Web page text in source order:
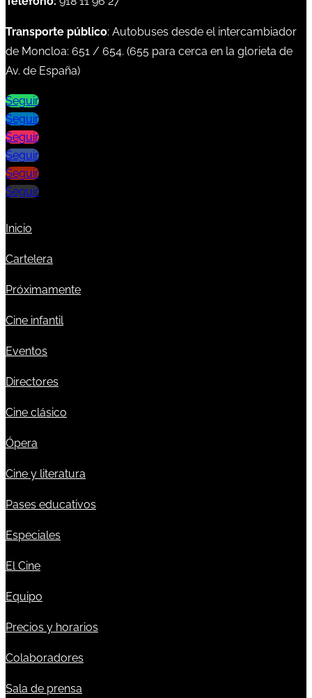
Transporte público: Autobuses desde el intercambiador
de Moncloa: 651 / 654. (655 para cerca en la glorieta de
Av. de España)
Seguir
Seguir
Seguir
Seguir
Seguir
Seguir
Inicio
Cartelera
Próximamente
Cine infantil
Eventos
Directores
Cine clásico
Ópera
Cine y literatura
Pases educativos
Especiales
El Cine
Equipo
Precios y horarios
Colaboradores
Sala de prensa